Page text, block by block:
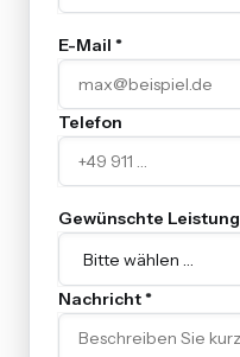
E-Mail *
Telefon
Gewünschte Leistung
Nachricht *